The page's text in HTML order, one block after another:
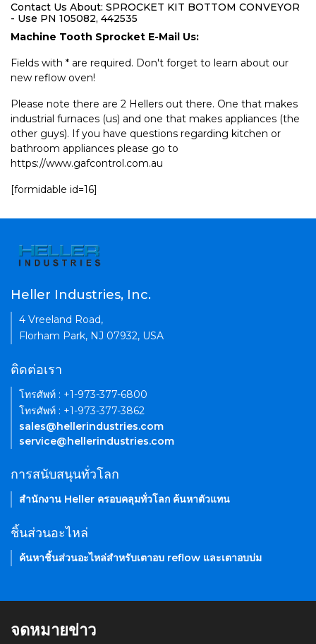
Contact Us About: SPROCKET KIT BOTTOM CONVEYOR
- Use PN 105082, 442535
Machine Tooth Sprocket E-Mail Us:
Fields with * are required. Don't forget to learn about our
new reflow oven!
Please note there are 2 Hellers out there. One that makes
industrial furnaces (us) and one that makes appliances (the
other guys). If you have questions regarding kitchen or
bathroom appliances please go to
https://www.gafcontrol.com.au
[formidable id=16]
Heller Industries, Inc.
4 Vreeland Road,
Florham Park, NJ 07932, USA
ติดต่อเรา
โทรศัพท์ : +1-973-377-6800
โทรศัพท์ : +1-973-377-3862
sales@hellerindustries.com
service@hellerindustries.com
การสนับสนุนทั่วโลก
สำนักงาน Heller ครอบคลุมทั่วโลก ค้นหาตัวแทน
ชิ้นส่วนอะไหล่
ค้นหาชิ้นส่วนอะไหล่สำหรับเตาอบ reflow และเตาอบบ่ม
จดหมายข่าว